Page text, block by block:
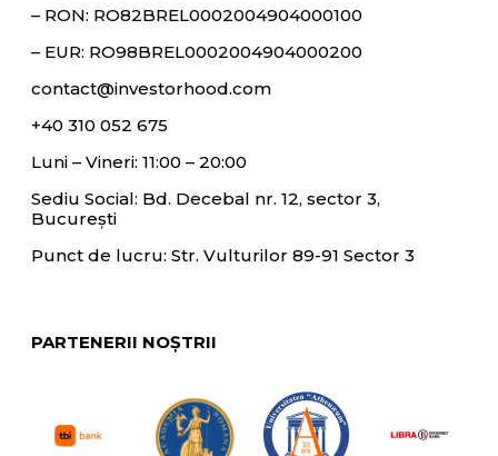
– RON: RO82BREL0002004904000100
– EUR: RO98BREL0002004904000200
contact@investorhood.com
+40 310 052 675
Luni – Vineri: 11:00 – 20:00
Sediu Social: Bd. Decebal nr. 12, sector 3,
București
Punct de lucru: Str. Vulturilor 89-91 Sector 3
PARTENERII NOȘTRII